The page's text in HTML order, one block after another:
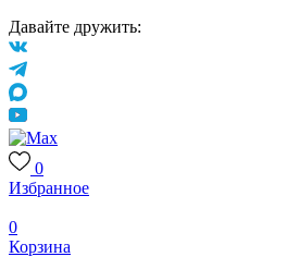
Давайте дружить:
0
Избранное
0
Корзина